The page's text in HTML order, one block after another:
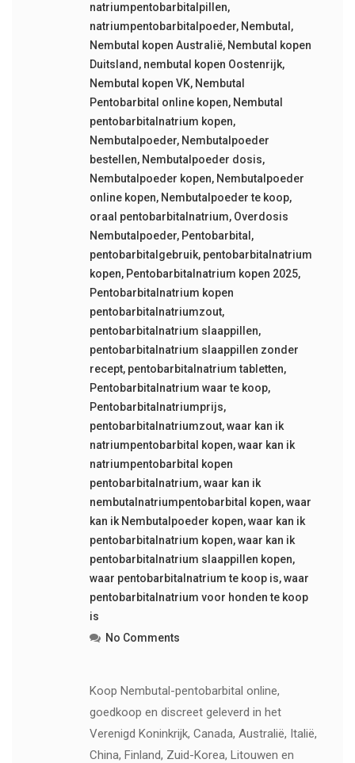
natriumpentobarbitalpillen,
natriumpentobarbitalpoeder, Nembutal ,
Nembutal kopen Australië, Nembutal kopen
Duitsland , nembutal kopen Oostenrijk,
Nembutal kopen VK, Nembutal
Pentobarbital online kopen, Nembutal
pentobarbitalnatrium kopen,
Nembutalpoeder, Nembutalpoeder
bestellen, Nembutalpoeder dosis,
Nembutalpoeder kopen, Nembutalpoeder
online kopen, Nembutalpoeder te koop,
oraal pentobarbitalnatrium, Overdosis
Nembutalpoeder, Pentobarbital ,
pentobarbitalgebruik, pentobarbitalnatrium
kopen, Pentobarbitalnatrium kopen 2025,
Pentobarbitalnatrium kopen
pentobarbitalnatriumzout,
pentobarbitalnatrium slaappillen,
pentobarbitalnatrium slaappillen zonder
recept, pentobarbitalnatrium tabletten,
Pentobarbitalnatrium waar te koop,
Pentobarbitalnatriumprijs,
pentobarbitalnatriumzout,waar kan ik
natriumpentobarbital kopen,waar kan ik
natriumpentobarbital kopen
pentobarbitalnatrium,waar kan ik
nembutalnatriumpentobarbital kopen,waar
kan ik Nembutalpoeder kopen,waar kan ik
pentobarbitalnatrium kopen,waar kan ik
pentobarbitalnatrium slaappillen kopen,
waar pentobarbitalnatrium te koop is,waar
pentobarbitalnatrium voor honden te koop
is
No Comments
Koop Nembutal-pentobarbital online,
goedkoop en discreet geleverd in het
Verenigd Koninkrijk, Canada, Australië, Italië,
China, Finland, Zuid-Korea, Litouwen en